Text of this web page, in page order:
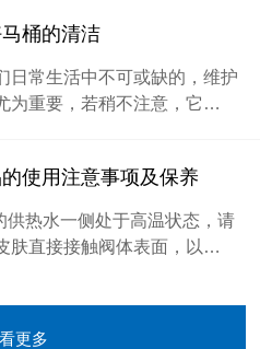
桶的清洁
日常生活中不可或缺的，维护
为重要，若稍不注意，它…
使用注意事项及保养
供热水一侧处于高温状态，请
肤直接接触阀体表面，以…
更多